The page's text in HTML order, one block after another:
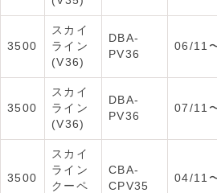
3500
スカイ
ライン
(V36)
DBA-
PV36
06/11
3500
スカイ
ライン
(V36)
DBA-
PV36
07/11
3500
スカイ
ライン
クーペ
CBA-
CPV35
04/11